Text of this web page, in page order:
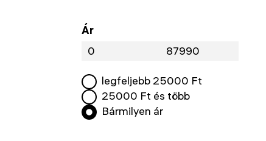
Ár
legfeljebb 25000 Ft
25000 Ft és több
Bármilyen ár